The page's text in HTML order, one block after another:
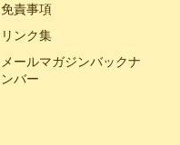
免責事項
リンク集
メールマガジンバックナ
ンバー